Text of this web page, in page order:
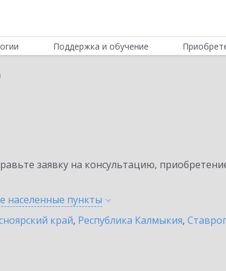
Поддержка и обучение
заявку на консультацию,
населенные пункты
край, Республика Калмыкия,